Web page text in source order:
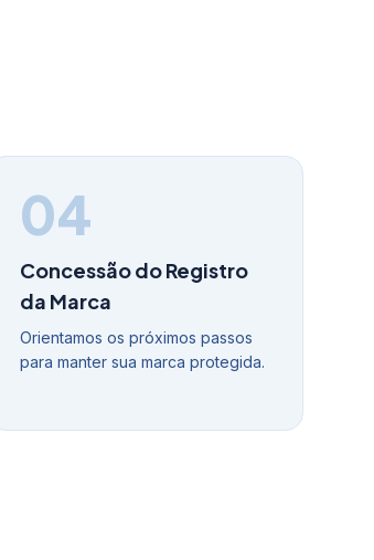
04
Concessão do Registro
da Marca
Orientamos os próximos passos
para manter sua marca protegida.